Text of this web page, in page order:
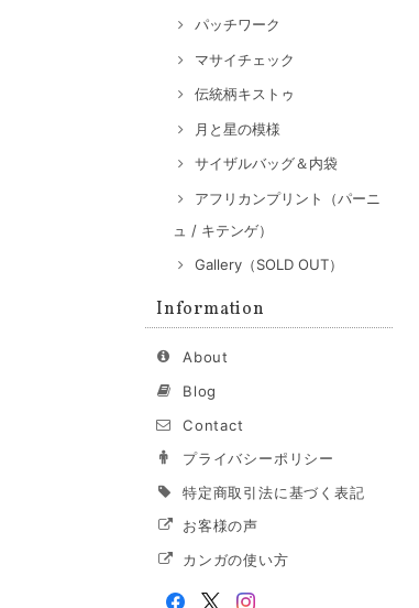
パッチワーク
マサイチェック
伝統柄キストゥ
月と星の模様
サイザルバッグ＆内袋
アフリカンプリント（パーニ
ュ / キテンゲ）
Gallery（SOLD OUT）
Information
About
Blog
Contact
プライバシーポリシー
特定商取引法に基づく表記
お客様の声
カンガの使い方